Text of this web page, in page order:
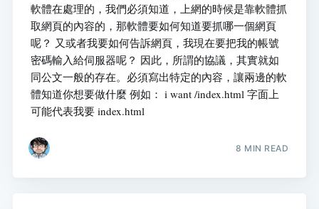
軟體在處理的，我們必須知道，上網的時候是靠軟體抓
取網頁的內容的，那軟體要如何知道要抓哪一個網頁
呢？ 又或者我要如何告訴網頁，我現在要把我的帳號
密碼輸入給伺服器呢？ 因此，所謂的協議，其實就如
同公文一般的存在。必須寫出特定的內容，讓兩邊的軟
體知道你想要做什麼 例如： i want /index.html 字面上
可能代表我要 index.html
8 MIN READ